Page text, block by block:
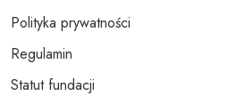
Polityka prywatności
Regulamin
Statut fundacji